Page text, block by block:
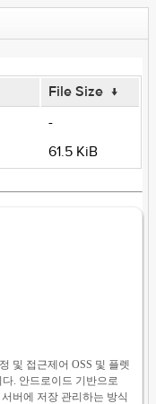
File Size ↓
-
61.5 KiB
및 접근제어 OSS 및 플렛
. 안드로이드 기반으로
버에 저장 관리하는 방식